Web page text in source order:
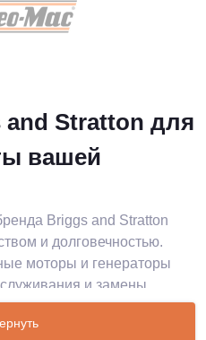
and Stratton для
вашей
Briggs and Stratton
и долговечностью.
моторы и генераторы
и замены
каталоге
запчасти Briggs and